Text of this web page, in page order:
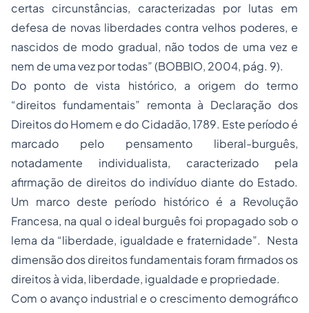
certas circunstâncias, caracterizadas por lutas em
defesa de novas liberdades contra velhos poderes, e
nascidos de modo gradual, não todos de uma vez e
nem de uma vez por todas” (BOBBIO, 2004, pág. 9).
Do ponto de vista histórico, a origem do termo
“direitos fundamentais” remonta à Declaração dos
Direitos do Homem e do Cidadão, 1789. Este período é
marcado pelo pensamento liberal-burguês,
notadamente individualista, caracterizado pela
afirmação de direitos do indivíduo diante do Estado.
Um marco deste período histórico é a Revolução
Francesa, na qual o ideal burguês foi propagado sob o
lema da “liberdade, igualdade e fraternidade”. Nesta
dimensão dos direitos fundamentais foram firmados os
direitos à vida, liberdade, igualdade e propriedade.
Com o avanço industrial e o crescimento demográfico